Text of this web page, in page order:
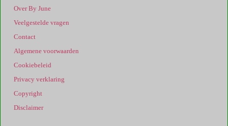
Over By June
Veelgestelde vragen
Contact
Algemene voorwaarden
Cookiebeleid
Privacy verklaring
Copyright
Disclaimer